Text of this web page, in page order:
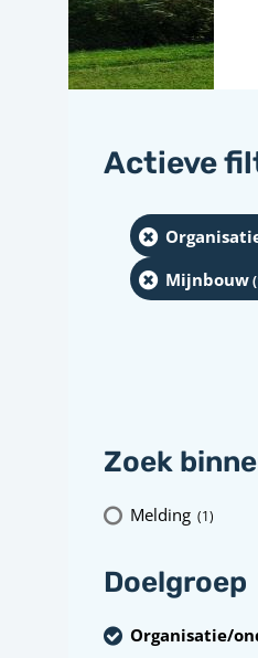
Actieve
Mijnbouw
Zoek
Melding (1)
Doelgroep
Organisatie/